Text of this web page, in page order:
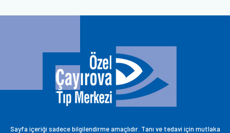
Sayfa içeriği sadece bilgilendirme amaçlıdır. Tanı ve tedavi için mutlaka